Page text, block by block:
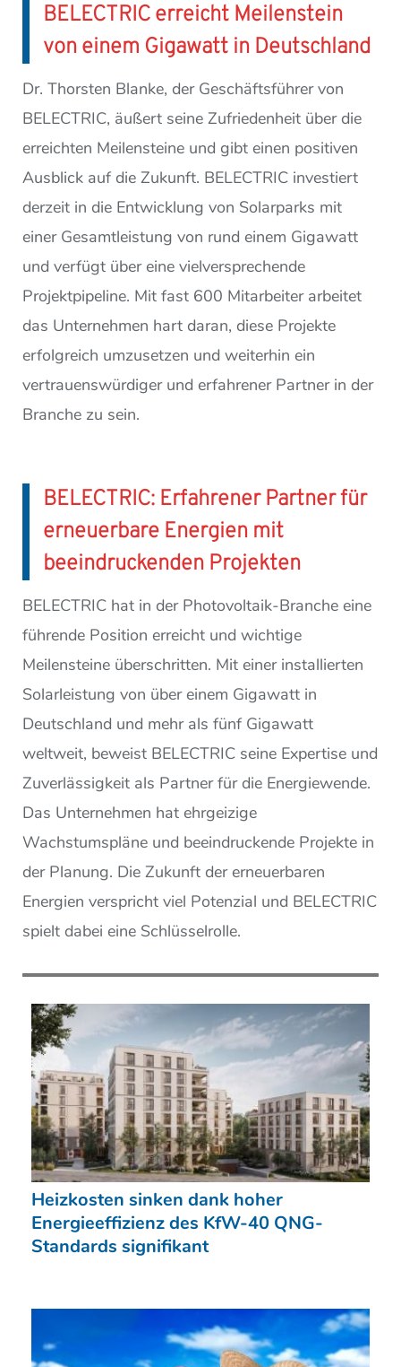
BELECTRIC erreicht Meilenstein
von einem Gigawatt in Deutschland
Dr. Thorsten Blanke, der Geschäftsführer von
BELECTRIC, äußert seine Zufriedenheit über die
erreichten Meilensteine und gibt einen positiven
Ausblick auf die Zukunft. BELECTRIC investiert
derzeit in die Entwicklung von Solarparks mit
einer Gesamtleistung von rund einem Gigawatt
und verfügt über eine vielversprechende
Projektpipeline. Mit fast 600 Mitarbeiter arbeitet
das Unternehmen hart daran, diese Projekte
erfolgreich umzusetzen und weiterhin ein
vertrauenswürdiger und erfahrener Partner in der
Branche zu sein.
BELECTRIC: Erfahrener Partner für
erneuerbare Energien mit
beeindruckenden Projekten
BELECTRIC hat in der Photovoltaik-Branche eine
führende Position erreicht und wichtige
Meilensteine überschritten. Mit einer installierten
Solarleistung von über einem Gigawatt in
Deutschland und mehr als fünf Gigawatt
weltweit, beweist BELECTRIC seine Expertise und
Zuverlässigkeit als Partner für die Energiewende.
Das Unternehmen hat ehrgeizige
Wachstumspläne und beeindruckende Projekte in
der Planung. Die Zukunft der erneuerbaren
Energien verspricht viel Potenzial und BELECTRIC
spielt dabei eine Schlüsselrolle.
Heizkosten sinken dank hoher
Energieeffizienz des KfW-40 QNG-
Standards signifikant